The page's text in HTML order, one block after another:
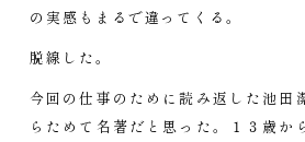
の実感もまるで違ってくる。
脱線した。
今回の仕事のために読み返した池田
らためて名著だと思った。１３歳か